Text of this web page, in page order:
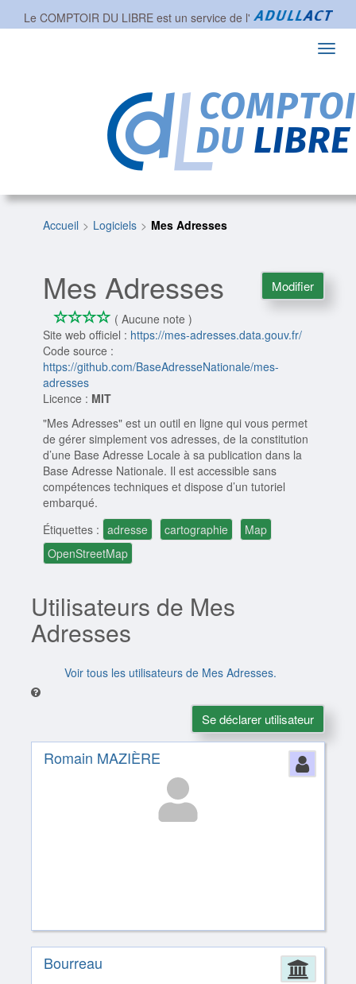
Le COMPTOIR DU LIBRE est un service de l'
Accueil Logiciels Mes Adresses
Mes Adresses
*** *
0/4
( Aucune note )
Site web officiel : https://mes-adresses.data.gouv.fr/
Code source :
https://github.com/BaseAdresseNationale/mes-
adresses
Licence : MIT
"Mes Adresses" est un outil en ligne qui vous permet
de gérer simplement vos adresses, de la constitution
d’une Base Adresse Locale à sa publication dans la
Base Adresse Nationale. Il est accessible sans
compétences techniques et dispose d’un tutoriel
embarqué.
Étiquettes : adresse cartographie
Map
OpenStreetMap
Modifier
Utilisateurs de Mes
Adresses
Voir tous les utilisateurs de Mes Adresses.
Se déclarer utilisateur
Romain MAZIÈRE
Bourreau